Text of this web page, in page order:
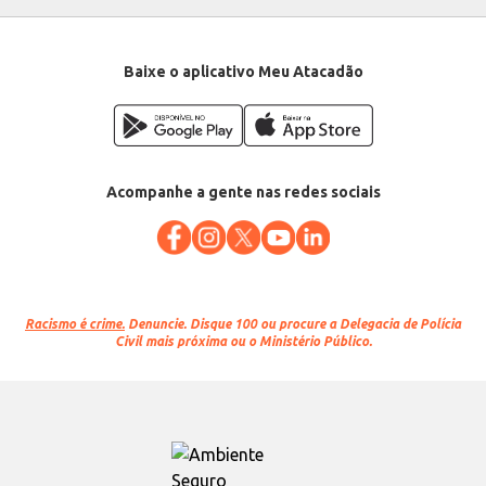
Baixe o aplicativo Meu Atacadão
Acompanhe a gente nas redes sociais
Racismo é crime. Denuncie. Disque 100 ou procure a Delegacia de Polícia
Civil mais próxima ou o Ministério Público.